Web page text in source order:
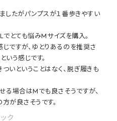
したがパンプスが１番歩きやすい
とても悩みMサイズを購入。
ですが、ゆとりあるのを推奨さ
う感じです。
いということはなく、脱ぎ履きも
る場合はMでも良さそうですが、
が良さそうです。
ク